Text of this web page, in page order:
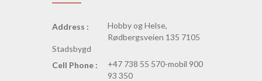
Address :
Hobby og Helse,
Rødbergsveien 135 7105
Stadsbygd
Cell Phone :
+47 738 55 570-mobil 900
93 350